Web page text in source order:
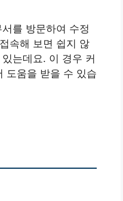
를 방문하여 수정
속해 보면 쉽지 않
는데요. 이 경우 커
도움을 받을 수 있습